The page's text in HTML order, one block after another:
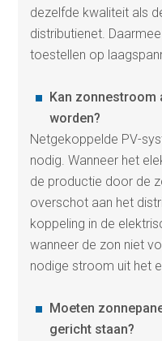
dezelfde kwaliteit als
distributienet.
toestellen op
Kan zonnestroom
worden?
Netgekoppelde PV-
nodig. Wanneer het
de productie door de
overschot aan het
koppeling in de
wanneer de zon niet
nodige stroom uit het
Moeten
gericht staan?